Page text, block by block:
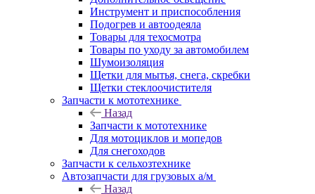
Инструмент и приспособления
Подогрев и автоодеяла
Товары для техосмотра
Товары по уходу за автомобилем
Шумоизоляция
Щетки для мытья, снега, скребки
Щетки стеклоочистителя
Запчасти к мототехнике
Назад
Запчасти к мототехнике
Для мотоциклов и мопедов
Для снегоходов
Запчасти к сельхозтехнике
Автозапчасти для грузовых а/м
Назад